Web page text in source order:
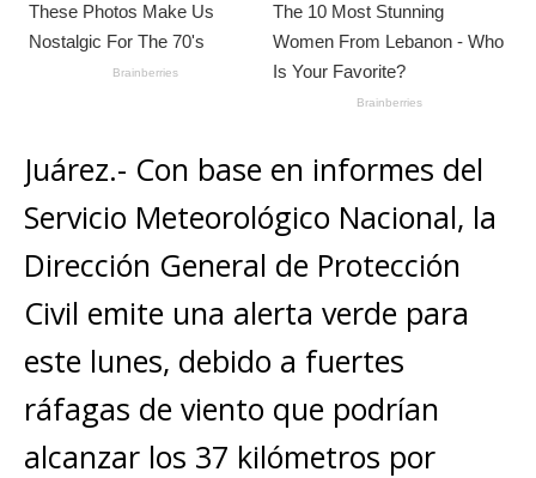
Juárez.- Con base en informes del
Servicio Meteorológico Nacional, la
Dirección General de Protección
Civil emite una alerta verde para
este lunes, debido a fuertes
ráfagas de viento que podrían
alcanzar los 37 kilómetros por